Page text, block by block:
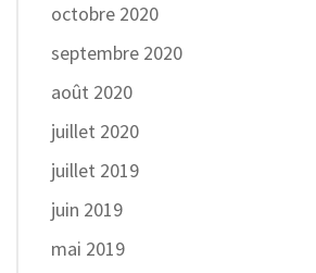
octobre 2020
septembre 2020
août 2020
juillet 2020
juillet 2019
juin 2019
mai 2019